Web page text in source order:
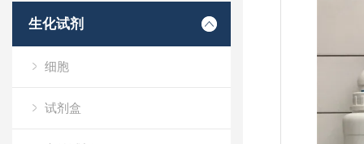
生化试剂
细胞
试剂盒